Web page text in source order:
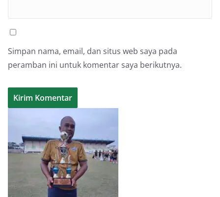
Simpan nama, email, dan situs web saya pada
peramban ini untuk komentar saya berikutnya.